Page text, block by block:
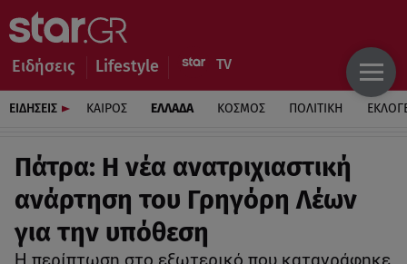
Ειδήσεις Lifestyle
ΕΙΔΗΣΕΙΣ ΚΑΙΡΟΣ ΕΛΛΑΔΑ ΚΟΣΜΟΣ ΠΟΛΙΤΙΚΗ
Πάτρα: Η νέα ανατριχιαστική
ανάρτηση του Γρηγόρη Λέων
για την υπόθεση